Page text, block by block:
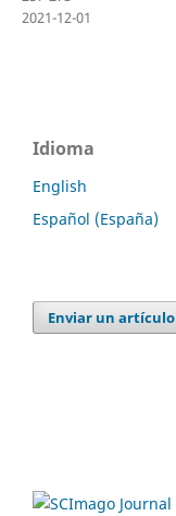
2021-12-01
Idioma
English
Español (España)
Enviar un artículo